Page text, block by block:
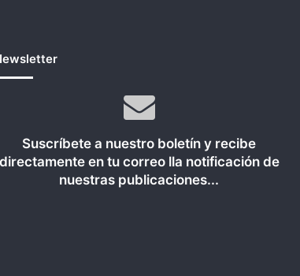
Suscríbete a nuestro boletín y recibe
directamente en tu correo lla notificación de
nuestras publicaciones...